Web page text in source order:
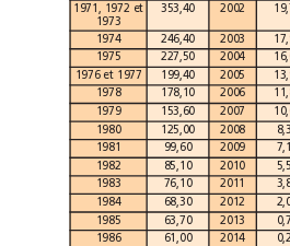
1972
et
1973
353,40 2002
1974 246,40 2003
1975
227,50 2004
1976
et 1977 199,40 2005
1978
178,10 2006
1979
153,60 2007
1980
125,00 2008
1981
99,60 2009
1982
85,10 2010
1983
76,10 2011
1984
68,30 2012
1985
63,70 2013
1986
61,00 2014